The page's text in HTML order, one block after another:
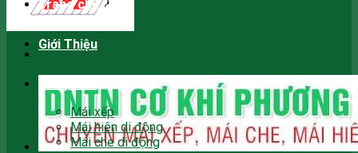
Trang chủ
Giới Thiệu
Sản phẩm
Mái xếp
Mái hiên di động
Mái che di động